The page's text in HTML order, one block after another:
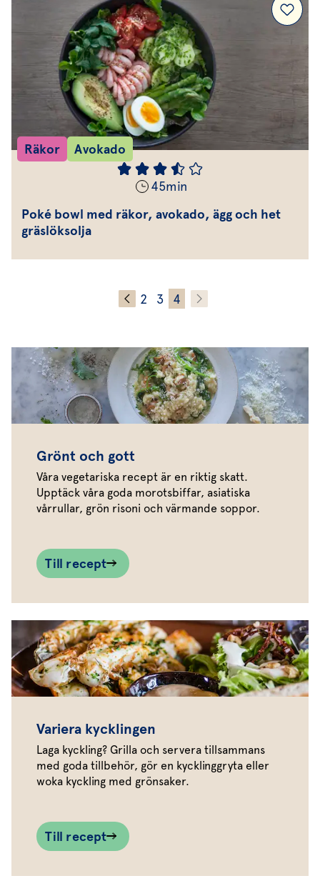
Räkor Avokado
45min
Poké bowl med räkor, avokado, ägg och het
gräslöksolja
2 3 4
Grönt och gott
Våra vegetariska recept är en riktig skatt.
Upptäck våra goda morotsbiffar, asiatiska
vårrullar, grön risoni och värmande soppor.
Till recept
Variera kycklingen
Laga kyckling? Grilla och servera tillsammans
med goda tillbehör, gör en kycklinggryta eller
woka kyckling med grönsaker.
Till recept